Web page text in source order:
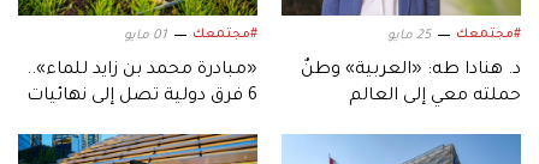
#مجتمعك 25 مايو
د. هنادا طه: «العربية» وطنٌ
حملته معي إلى العالم
#مجتمعك 01 مايو
«مبادرة محمد بن زايد للماء»..
6 فرق دولية تصل إلى نهائيات